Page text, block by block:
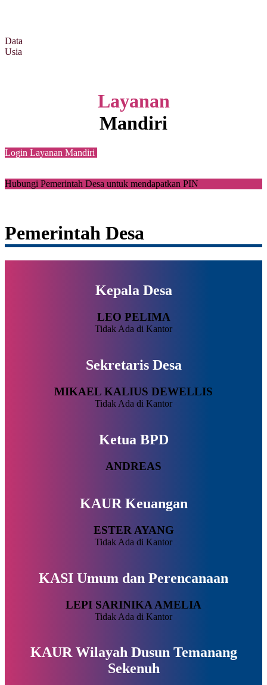
Data
Usia
Layanan
Mandiri
Login Layanan Mandiri
Hubungi Pemerintah Desa untuk mendapatkan PIN
Pemerintah Desa
Kepala Desa
LEO PELIMA
Tidak Ada di Kantor
Sekretaris Desa
MIKAEL KALIUS DEWELLIS
Tidak Ada di Kantor
Ketua BPD
ANDREAS
KAUR Keuangan
ESTER AYANG
Tidak Ada di Kantor
KASI Umum dan Perencanaan
LEPI SARINIKA AMELIA
Tidak Ada di Kantor
KAUR Wilayah Dusun Temanang
Sekenuh